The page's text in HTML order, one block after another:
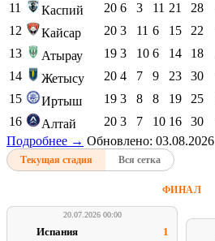
11
Каспий 20 6 3 11 21 28
12
Кайсар 20 3 11 6 15 22
13
Атырау 19 3 10 6 14 18
14
Жетысу 20 4 7 9 23 30
15
Иртыш 19 3 8 8 19 25
16
Алтай 20 3 7 10 16 30
Подробнее → Обновлено: 03.08.2026
Текущая стадия Вся сетка
ФИНАЛ
20.07.2026 00:00
Испания 1